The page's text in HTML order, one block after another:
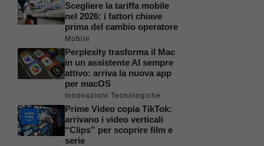
Scegliere la tariffa mobile
nel 2026: i fattori chiave
prima del cambio operatore
Mobile
Perplexity trasforma il Mac
in un assistente AI sempre
attivo: arriva la nuova app
per macOS
Innovazioni Tecnologiche
Prime Video copia TikTok:
arrivano i video verticali
“Clips” per scoprire film e
serie